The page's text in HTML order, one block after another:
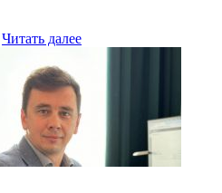
Читать далее